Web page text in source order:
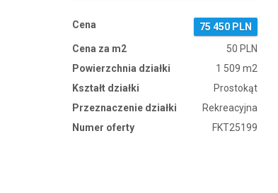
Cena
75 450 PLN
Cena za m2
50 PLN
Powierzchnia działki
1 509 m2
Kształt działki
Prostokąt
Przeznaczenie działki
Rekreacyjna
Numer oferty
FKT25199